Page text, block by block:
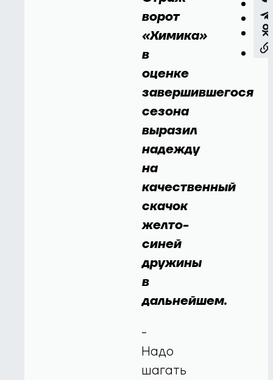
ворот
«Химика»
в
оценке
завершившегося
сезона
выразил
надежду
на
качественный
скачок
желто-
синей
дружины
в
дальнейшем.
-
Надо
шагать